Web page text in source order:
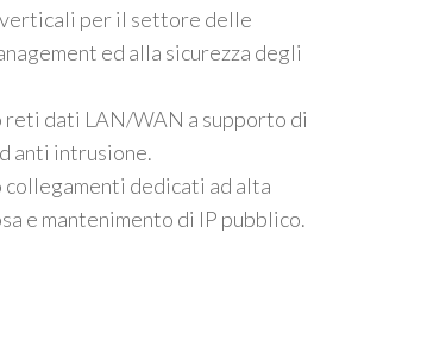
per il settore delle
ed alla sicurezza degli
dati LAN/WAN a supporto di
anti intrusione.
dedicati ad alta
e mantenimento di IP pubblico.